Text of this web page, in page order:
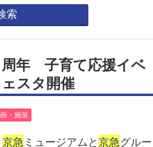
索
周年 子育て応援イベ
スタ開催
・施策
京急 ミュージアムと京急グルー